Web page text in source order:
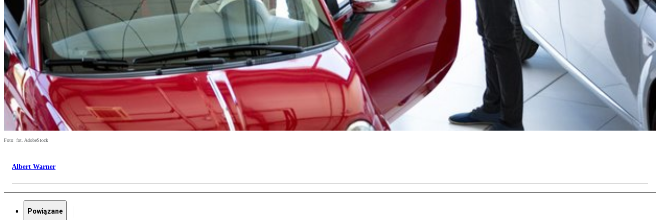
Foto: fot. AdobeStock
Albert Warner
Powiązane